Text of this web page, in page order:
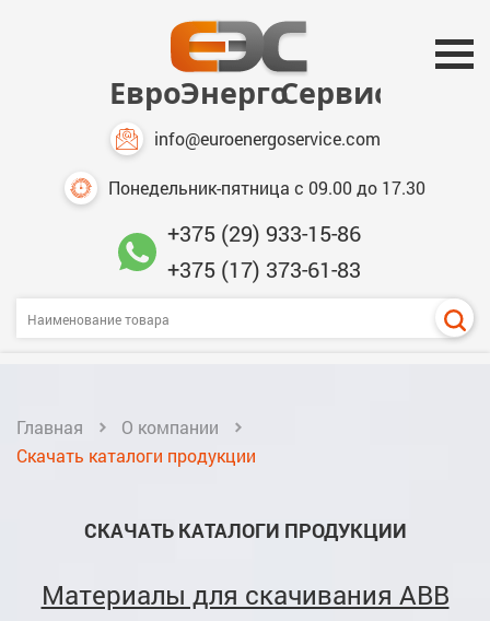
info@euroenergoservice.com
Понедельник-пятница с 09.00 до 17.30
+375 (29) 933-15-86
+375 (17) 373-61-83
Главная
О компании
Скачать каталоги продукции
СКАЧАТЬ КАТАЛОГИ ПРОДУКЦИИ
Материалы для скачивания ABB